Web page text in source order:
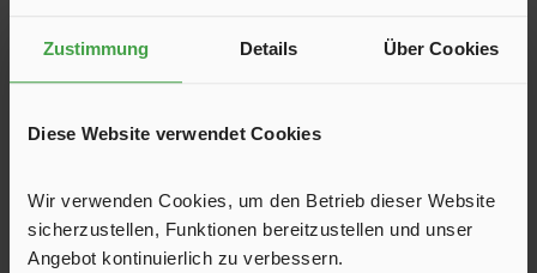
Zustimmung Details Über Cookies
Diese Website verwendet Cookies
Wir verwenden Cookies, um den Betrieb dieser Website
sicherzustellen, Funktionen bereitzustellen und unser
Angebot kontinuierlich zu verbessern.
Bewertungen
Versand und Service